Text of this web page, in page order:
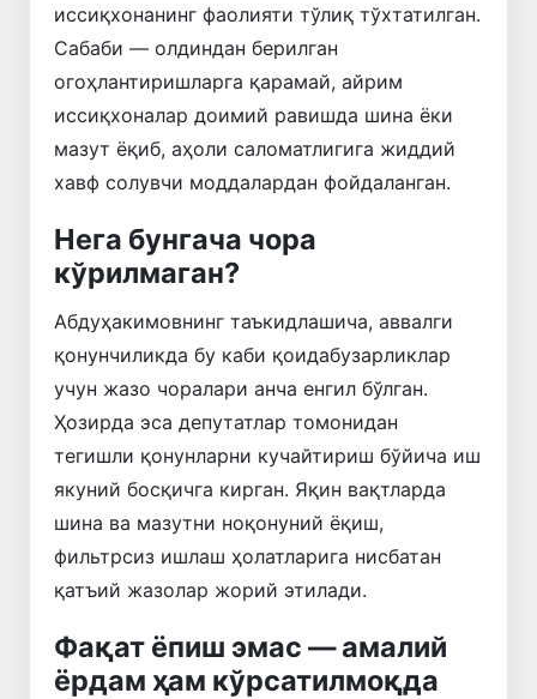
иссиқхонанинг фаолияти тўлиқ тўхтатилган.
Сабаби — олдиндан берилган
огоҳлантиришларга қарамай, айрим
иссиқхоналар доимий равишда шина ёки
мазут ёқиб, аҳоли саломатлигига жиддий
хавф солувчи моддалардан фойдаланган.
Нега бунгача чора
кўрилмаган?
Абдуҳакимовнинг таъкидлашича, аввалги
қонунчиликда бу каби қоидабузарликлар
учун жазо чоралари анча енгил бўлган.
Ҳозирда эса депутатлар томонидан
тегишли қонунларни кучайтириш бўйича иш
якуний босқичга кирган. Яқин вақтларда
шина ва мазутни ноқонуний ёқиш,
фильтрсиз ишлаш ҳолатларига нисбатан
қатъий жазолар жорий этилади.
Фақат ёпиш эмас — амалий
ёрдам ҳам кўрсатилмоқда